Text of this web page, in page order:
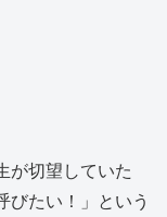
が切望していた
びたい！」という